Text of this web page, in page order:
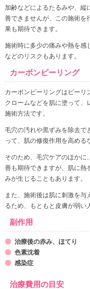
加齢などによるたるみや、縦
善できませんが、この施術を
果も期待できます。
施術時に多少の痛みや熱を感
などのリスクもあります。
カーボンピーリング
カーボンピーリングはピーリ
クロームなどを肌に塗って、
施術方法です。
毛穴の汚れや黒ずみを除去で
って、肌の修復作用を高める
そのため、毛穴ケアのほかに
善も期待できますが、肌に熱
みが生じることもあります。
また、施術後は肌に刺激を
るため、もともと皮膚が弱い
副作用
治療後の赤み、ほてり
色素沈着
感染症
治療費用の目安